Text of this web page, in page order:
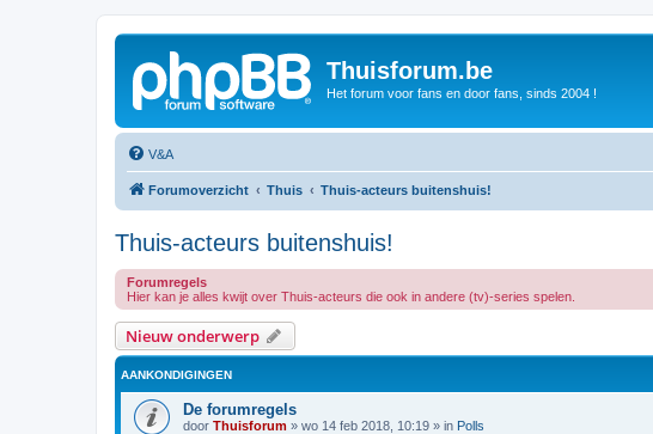
Thuisforum.be
Het forum voor fans en door fans, sinds 2004 !
V&A
Forumoverzicht Thuis Thuis-acteurs buitenshuis!
Thuis-acteurs buitenshuis!
Forumregels
Hier kan je alles kwijt over Thuis-acteurs die ook in andere (tv)-series spelen.
Nieuw onderwerp
AANKONDIGINGEN
De forumregels
door Thuisforum » wo 14 feb 2018, 10:19 » in Polls